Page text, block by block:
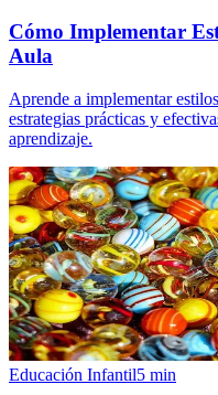
Cómo Implementar
Aula
Aprende a implementar
estrategias prácticas y
aprendizaje.
Educación Infantil5 min